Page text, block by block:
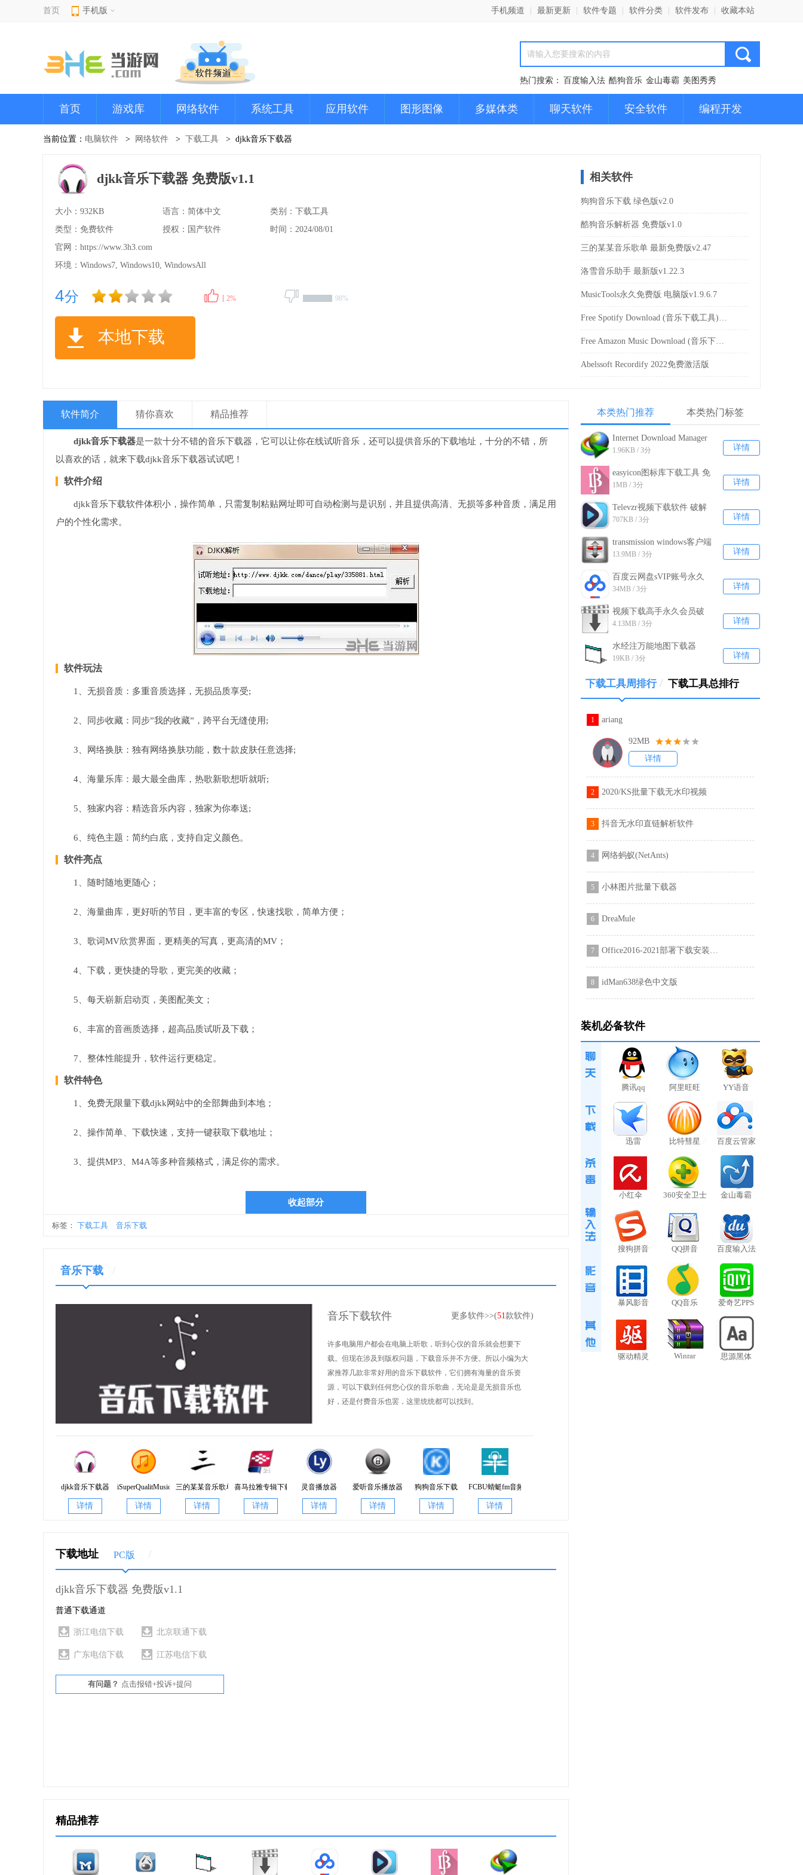
首页 手机版 手机频道 最新更新 软件专题 软件分类 软件发布 收藏本站
热门搜索： 百度输入法 酷狗音乐 金山毒霸 美图秀秀
首页 游戏库 网络软件 系统工具 应用软件 图形图像 多媒体类 聊天软件 安全软件 编程开发
当前位置： 电脑软件 网络软件 下载工具 djkk音乐下载器
djkk音乐下载器 免费版v1.1
大小：932KB 语言：简体中文
类别：下载工具
类型：免费软件
授权：国产软件
时间：2024/08/01
官网： https://www.3h3.com
环境：Windows7, Windows10, WindowsAll
2% 98%
4分
本地下载
相关软件
狗狗音乐下载 绿色版v2.0
酷狗音乐解析器 免费版v1.0
三的某某音乐歌单 最新免费版v2.47
洛雪音乐助手 最新版v1.22.3
MusicTools永久免费版 电脑版v1.9.6.7
Free Spotify Download (音乐下载工具)官方版v5.0.6
Free Amazon Music Download (音乐下载工具)官方版v5.0.4
Abelssoft Recordify 2022免费激活版
软件简介 猜你喜欢 精品推荐
djkk音乐下载器是一款十分不错的音乐下载器，它可以让你在线试听音乐，还可以提供音乐的下载地址，十分的不错，所
以喜欢的话，就来下载djkk音乐下载器试试吧！
软件介绍
djkk音乐下载软件体积小，操作简单，只需复制粘贴网址即可自动检测与是识别，并且提供高清、无损等多种音质，满足用
户的个性化需求。
软件玩法
1、无损音质：多重音质选择，无损品质享受;
2、同步收藏：同步”我的收藏”，跨平台无缝使用;
3、网络换肤：独有网络换肤功能，数十款皮肤任意选择;
4、海量乐库：最大最全曲库，热歌新歌想听就听;
5、独家内容：精选音乐内容，独家为你奉送;
6、纯色主题：简约白底，支持自定义颜色。
软件亮点
1、随时随地更随心；
2、海量曲库，更好听的节目，更丰富的专区，快速找歌，简单方便；
3、歌词MV欣赏界面，更精美的写真，更高清的MV；
4、下载，更快捷的导歌，更完美的收藏；
5、每天崭新启动页，美图配美文；
6、丰富的音画质选择，超高品质试听及下载；
7、整体性能提升，软件运行更稳定。
软件特色
1、免费无限量下载djkk网站中的全部舞曲到本地；
2、操作简单、下载快速，支持一键获取下载地址；
3、提供MP3、M4A等多种音频格式，满足你的需求。
收起部分
标签： 下载工具 音乐下载
音乐下载 /
音乐下载软件 更多软件>>(51款软件)
许多电脑用户都会在电脑上听歌，听到心仪的音乐就会想要下
载。但现在涉及到版权问题，下载音乐并不方便。所以小编为大
家推荐几款非常好用的音乐下载软件，它们拥有海量的音乐资
源，可以下载到任何您心仪的音乐歌曲，无论是是无损音乐也
好，还是付费音乐也罢，这里统统都可以找到。
djkk音乐下载器
详情
iSuperQualitMusic(全网无损音乐下载器)
详情
三的某某音乐歌单
2.47
详情
喜马拉雅专辑下载器
详情
灵音播放器
详情
爱听音乐播放器
详情
狗狗音乐下载
2.0
详情
FCBU蜻蜓fm音频批量下载器
2.0.2
详情
下载地址 PC版 /
djkk音乐下载器 免费版v1.1
普通下载通道
浙江电信下载 北京联通下载
广东电信下载 江苏电信下载
有问题？ 点击报错+投诉+提问
精品推荐
本类热门推荐 本类热门标签
详情
Internet Download Manager
中文破解版 电脑版v6.3.2
1.96KB / 3分
详情
easyicon图标库下载工具 免
费版
1MB / 3分
详情
Televzr视频下载软件 破解
版v1.9.48
707KB / 3分
详情
transmission windows客户端
电脑版v2.93
13.9MB / 3分
详情
百度云网盘sVIP账号永久
稳定破解版2020
34MB / 3分
详情
视频下载高手永久会员破
解版 V63.0
4.13MB / 3分
详情
水经注万能地图下载器
X3.1注册机 授权码破解版
19KB / 3分
下载工具周排行 / 下载工具总排行
1 ariang
92MB
详情
2 2020/KS批量下载无水印视频
3 抖音无水印直链解析软件
4 网络蚂蚁(NetAnts)
5 小林图片批量下载器
6 DreaMule
7 Office2016-2021部署下载安装工具
8 idMan638绿色中文版
装机必备软件
腾讯qq 阿里旺旺 YY语音
迅雷 比特彗星 百度云管家
小红伞 360安全卫士 金山毒霸
搜狗拼音 QQ拼音 百度输入法
暴风影音 QQ音乐 爱奇艺PPS
驱动精灵 Winrar 思源黑体